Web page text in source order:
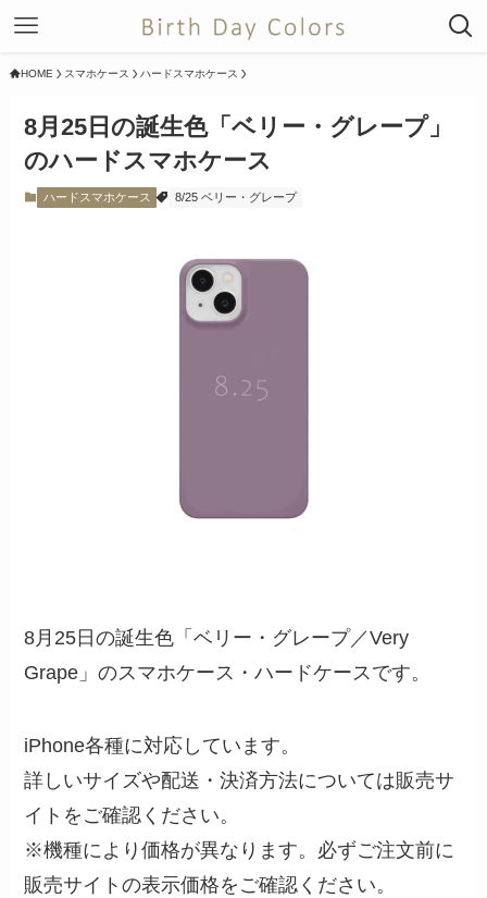
HOME スマホケース ハードスマホケース
8月25日の誕生色「ベリー・グレープ」
のハードスマホケース
ハードスマホケース 8/25 ベリー・グレープ
8月25日の誕生色「ベリー・グレープ／Very
Grape」のスマホケース・ハードケースです。
iPhone各種に対応しています。
詳しいサイズや配送・決済方法については販売サ
イトをご確認ください。
※機種により価格が異なります。必ずご注文前に
販売サイトの表示価格をご確認ください。